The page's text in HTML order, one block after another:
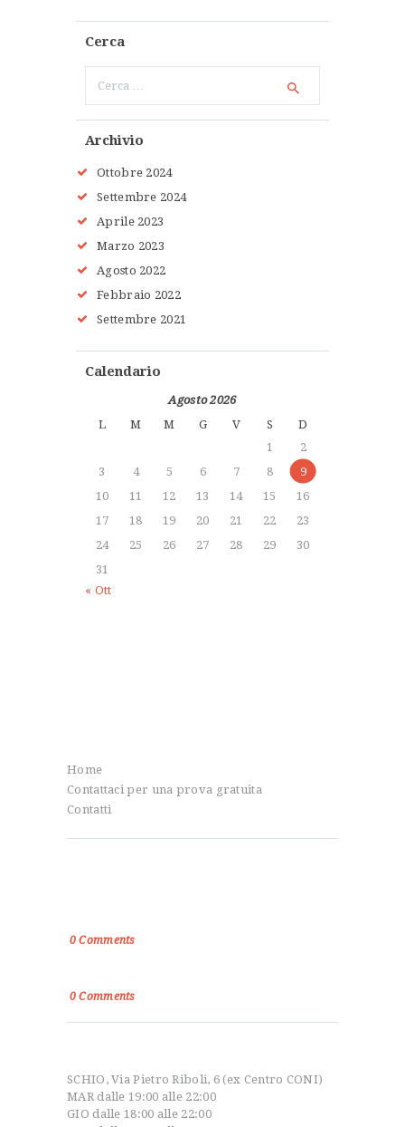
Cerca
per:
Archivio
Ottobre 2024
Settembre 2024
Aprile 2023
Marzo 2023
Agosto 2022
Febbraio 2022
Settembre 2021
Calendario
Agosto 2026
L
M M G V S
D
1
2
3
4 5 6 7 8
9
10
11 12 13 14 15
16
17
18 19 20 21 22
23
24
25 26 27 28 29
30
31
« Ott
Home
Contattaci per una prova gratuita
Contatti
0 Comments
0 Comments
SCHIO, Via Pietro Riboli, 6 (ex Centro CONI)
MAR dalle 19:00 alle 22:00
GIO dalle 18:00 alle 22:00